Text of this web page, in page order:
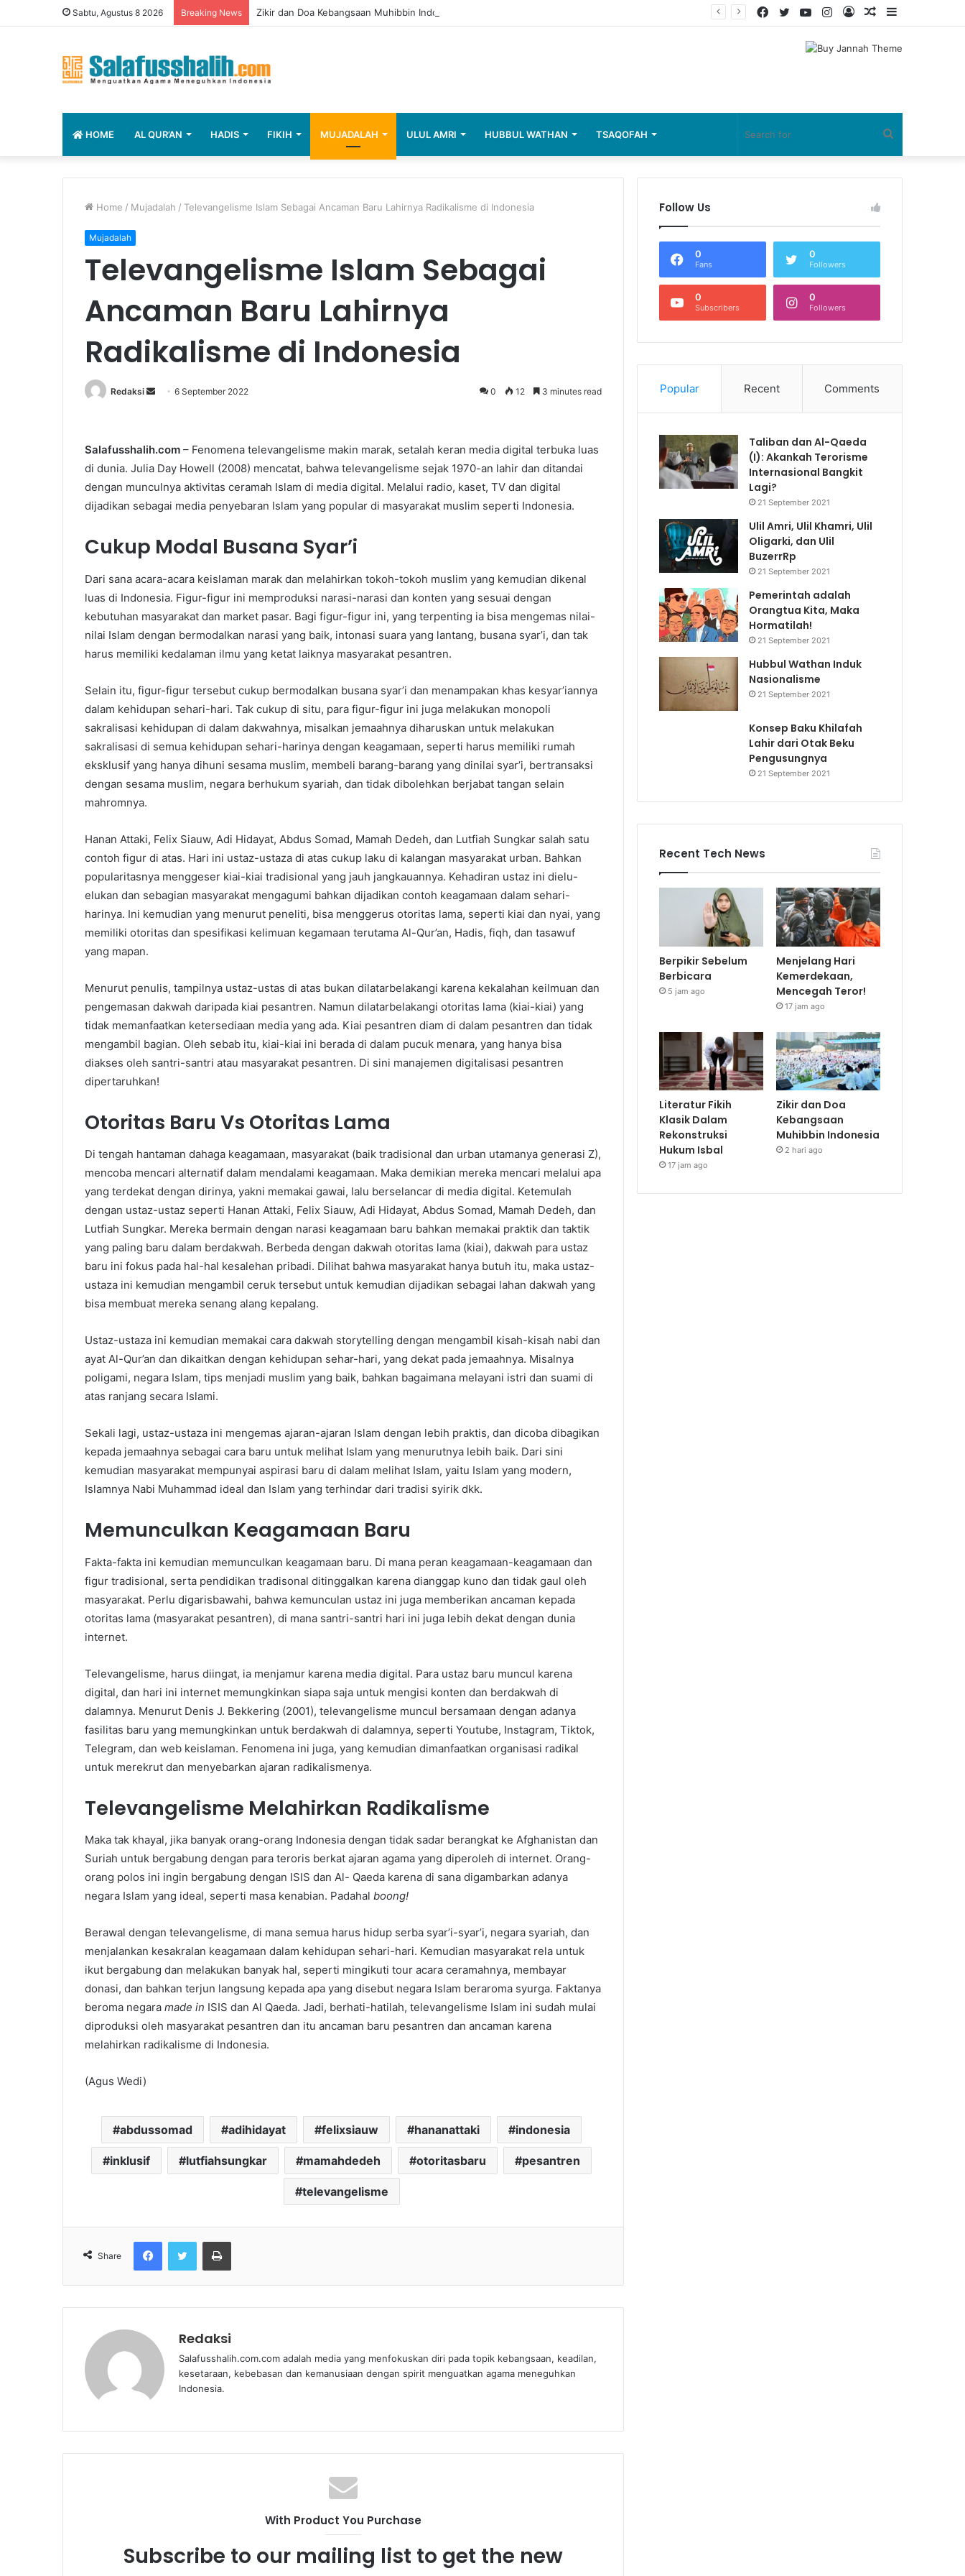
Sabtu, Agustus 8 2026 Breaking News Zikir dan Doa Kebangsaan Muhibbin Indonesia
Random
Log
Instagram
YouTube
Twitter
Facebook
HOME AL QUR’AN HADIS FIKIH MUJADALAH ULUL AMRI HUBBUL WATHAN TSAQOFAH
for
Home / Mujadalah / Televangelisme Islam Sebagai Ancaman Baru Lahirnya Radikalisme di Indonesia
Mujadalah
Televangelisme Islam Sebagai
Ancaman Baru Lahirnya
Radikalisme di Indonesia
Redaksi
m
6 September 2022 0 12 3 minutes read
Salafusshalih.com – Fenomena televangelisme makin marak, setalah keran media digital terbuka luas
di dunia. Julia Day Howell (2008) mencatat, bahwa televangelisme sejak 1970-an lahir dan ditandai
dengan munculnya aktivitas ceramah Islam di media digital. Melalui radio, kaset, TV dan digital
dijadikan sebagai media penyebaran Islam yang popular di masyarakat muslim seperti Indonesia.
Cukup Modal Busana Syar’i
Dari sana acara-acara keislaman marak dan melahirkan tokoh-tokoh muslim yang kemudian dikenal
luas di Indonesia. Figur-figur ini memproduksi narasi-narasi dan konten yang sesuai dengan
kebutuhan masyarakat dan market pasar. Bagi figur-figur ini, yang terpenting ia bisa mengemas nilai-
nilai Islam dengan bermodalkan narasi yang baik, intonasi suara yang lantang, busana syar’i, dan tak
harus memiliki kedalaman ilmu yang ketat laiknya masyarakat pesantren.
Selain itu, figur-figur tersebut cukup bermodalkan busana syar’i dan menampakan khas kesyar’iannya
dalam kehidupan sehari-hari. Tak cukup di situ, para figur-figur ini juga melakukan monopoli
sakralisasi kehidupan di dalam dakwahnya, misalkan jemaahnya diharuskan untuk melakukan
sakralisasi di semua kehidupan sehari-harinya dengan keagamaan, seperti harus memiliki rumah
eksklusif yang hanya dihuni sesama muslim, membeli barang-barang yang dinilai syar’i, bertransaksi
dengan sesama muslim, negara berhukum syariah, dan tidak dibolehkan berjabat tangan selain
mahromnya.
Hanan Attaki, Felix Siauw, Adi Hidayat, Abdus Somad, Mamah Dedeh, dan Lutfiah Sungkar salah satu
contoh figur di atas. Hari ini ustaz-ustaza di atas cukup laku di kalangan masyarakat urban. Bahkan
popularitasnya menggeser kiai-kiai tradisional yang jauh jangkauannya. Kehadiran ustaz ini dielu-
elukan dan sebagian masyarakat mengagumi bahkan dijadikan contoh keagamaan dalam sehari-
harinya. Ini kemudian yang menurut peneliti, bisa menggerus otoritas lama, seperti kiai dan nyai, yang
memiliki otoritas dan spesifikasi kelimuan kegamaan terutama Al-Qur’an, Hadis, fiqh, dan tasawuf
yang mapan.
Menurut penulis, tampilnya ustaz-ustas di atas bukan dilatarbelakangi karena kekalahan keilmuan dan
pengemasan dakwah daripada kiai pesantren. Namun dilatarbelakangi otoritas lama (kiai-kiai) yang
tidak memanfaatkan ketersediaan media yang ada. Kiai pesantren diam di dalam pesantren dan tidak
mengambil bagian. Oleh sebab itu, kiai-kiai ini berada di dalam pucuk menara, yang hanya bisa
diakses oleh santri-santri atau masyarakat pesantren. Di sini manajemen digitalisasi pesantren
dipertaruhkan!
Otoritas Baru Vs Otoritas Lama
Di tengah hantaman dahaga keagamaan, masyarakat (baik tradisional dan urban utamanya generasi Z),
mencoba mencari alternatif dalam mendalami keagamaan. Maka demikian mereka mencari melalui apa
yang terdekat dengan dirinya, yakni memakai gawai, lalu berselancar di media digital. Ketemulah
dengan ustaz-ustaz seperti Hanan Attaki, Felix Siauw, Adi Hidayat, Abdus Somad, Mamah Dedeh, dan
Lutfiah Sungkar. Mereka bermain dengan narasi keagamaan baru bahkan memakai praktik dan taktik
yang paling baru dalam berdakwah. Berbeda dengan dakwah otoritas lama (kiai), dakwah para ustaz
baru ini fokus pada hal-hal kesalehan pribadi. Dilihat bahwa masyarakat hanya butuh itu, maka ustaz-
ustaza ini kemudian mengambil ceruk tersebut untuk kemudian dijadikan sebagai lahan dakwah yang
bisa membuat mereka senang alang kepalang.
Ustaz-ustaza ini kemudian memakai cara dakwah storytelling dengan mengambil kisah-kisah nabi dan
ayat Al-Qur’an dan dikaitkan dengan kehidupan sehar-hari, yang dekat pada jemaahnya. Misalnya
poligami, negara Islam, tips menjadi muslim yang baik, bahkan bagaimana melayani istri dan suami di
atas ranjang secara Islami.
Sekali lagi, ustaz-ustaza ini mengemas ajaran-ajaran Islam dengan lebih praktis, dan dicoba dibagikan
kepada jemaahnya sebagai cara baru untuk melihat Islam yang menurutnya lebih baik. Dari sini
kemudian masyarakat mempunyai aspirasi baru di dalam melihat Islam, yaitu Islam yang modern,
Islamnya Nabi Muhammad ideal dan Islam yang terhindar dari tradisi syirik dkk.
Memunculkan Keagamaan Baru
Fakta-fakta ini kemudian memunculkan keagamaan baru. Di mana peran keagamaan-keagamaan dan
figur tradisional, serta pendidikan tradisonal ditinggalkan karena dianggap kuno dan tidak gaul oleh
masyarakat. Perlu digarisbawahi, bahwa kemunculan ustaz ini juga memberikan ancaman kepada
otoritas lama (masyarakat pesantren), di mana santri-santri hari ini juga lebih dekat dengan dunia
internet.
Televangelisme, harus diingat, ia menjamur karena media digital. Para ustaz baru muncul karena
digital, dan hari ini internet memungkinkan siapa saja untuk mengisi konten dan berdakwah di
dalamnya. Menurut Denis J. Bekkering (2001), televangelisme muncul bersamaan dengan adanya
fasilitas baru yang memungkinkan untuk berdakwah di dalamnya, seperti Youtube, Instagram, Tiktok,
Telegram, dan web keislaman. Fenomena ini juga, yang kemudian dimanfaatkan organisasi radikal
untuk merekrut dan menyebarkan ajaran radikalismenya.
Televangelisme Melahirkan Radikalisme
Maka tak khayal, jika banyak orang-orang Indonesia dengan tidak sadar berangkat ke Afghanistan dan
Suriah untuk bergabung dengan para teroris berkat ajaran agama yang diperoleh di internet. Orang-
orang polos ini ingin bergabung dengan ISIS dan Al- Qaeda karena di sana digambarkan adanya
negara Islam yang ideal, seperti masa kenabian. Padahal boong!
Berawal dengan televangelisme, di mana semua harus hidup serba syar’i-syar’i, negara syariah, dan
menjalankan kesakralan keagamaan dalam kehidupan sehari-hari. Kemudian masyarakat rela untuk
ikut bergabung dan melakukan banyak hal, seperti mingikuti tour acara ceramahnya, membayar
donasi, dan bahkan terjun langsung kepada apa yang disebut negara Islam beraroma syurga. Faktanya
beroma negara made in ISIS dan Al Qaeda. Jadi, berhati-hatilah, televangelisme Islam ini sudah mulai
diproduksi oleh masyarakat pesantren dan itu ancaman baru pesantren dan ancaman karena
melahirkan radikalisme di Indonesia.
(Agus Wedi)
abdussomad adihidayat felixsiauw hananattaki indonesia
inklusif lutfiahsungkar mamahdedeh otoritasbaru pesantren
televangelisme
Share
Redaksi
Salafusshalih.com.com adalah media yang menfokuskan diri pada topik kebangsaan, keadilan,
kesetaraan, kebebasan dan kemanusiaan dengan spirit menguatkan agama meneguhkan
Indonesia.
With Product You Purchase
Subscribe to our mailing list to get the new
Follow Us
0
Fans
0
Followers
0
Subscribers
0
Followers
Popular Recent Comments
Taliban dan Al-Qaeda
(I): Akankah Terorisme
Internasional Bangkit
Lagi?
21 September 2021
Ulil Amri, Ulil Khamri, Ulil
Oligarki, dan Ulil
BuzerrRp
21 September 2021
Pemerintah adalah
Orangtua Kita, Maka
Hormatilah!
21 September 2021
Hubbul Wathan Induk
Nasionalisme
21 September 2021
Konsep Baku Khilafah
Lahir dari Otak Beku
Pengusungnya
21 September 2021
Recent Tech News
Berpikir Sebelum
Berbicara
5 jam ago
Menjelang Hari
Kemerdekaan,
Mencegah Teror!
17 jam ago
Literatur Fikih
Klasik Dalam
Rekonstruksi
Hukum Isbal
17 jam ago
Zikir dan Doa
Kebangsaan
Muhibbin Indonesia
2 hari ago